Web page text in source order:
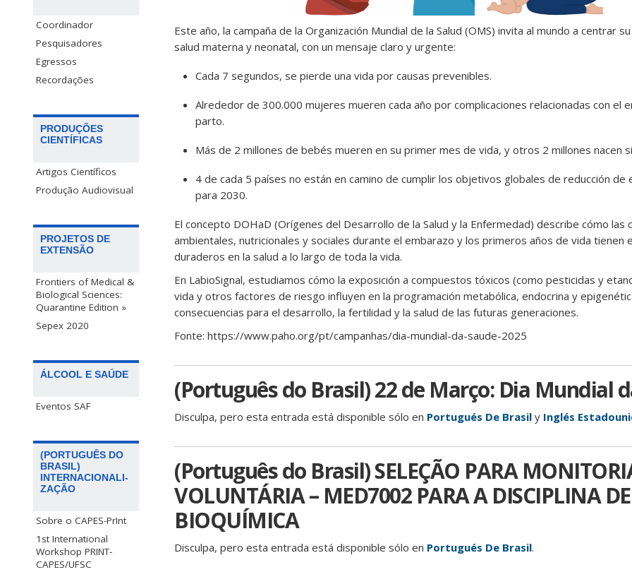
Coordinador
Pesquisadores
Egressos
Recordações
PRODUÇÕES
CIENTÍFICAS
Artigos Científicos
Produção Audiovisual
PROJETOS DE
EXTENSÃO
Frontiers of Medical &
Biological Sciences:
Quarantine Edition »
Sepex 2020
ÁLCOOL E SAÚDE
Eventos SAF
(PORTUGUÊS DO
BRASIL)
INTERNACIONALI-
ZAÇÃO
Sobre o CAPES-PrInt
1st International
Workshop PRINT-
CAPES/UFSC
Este año, la campaña de la Organización Mundial de la Salud (OMS) invita al mundo a centrar
salud materna y neonatal, con un mensaje claro y urgente:
Cada 7 segundos, se pierde una vida por causas prevenibles.
Alrededor de 300.000 mujeres mueren cada año por complicaciones relacionadas con el
parto.
Más de 2 millones de bebés mueren en su primer mes de vida, y otros 2 millones nacen
4 de cada 5 países no están en camino de cumplir los objetivos globales de reducción
para 2030.
El concepto DOHaD (Orígenes del Desarrollo de la Salud y la Enfermedad) describe cómo las
ambientales, nutricionales y sociales durante el embarazo y los primeros años de vida tienen
duraderos en la salud a lo largo de toda la vida.
En LabioSignal, estudiamos cómo la exposición a compuestos tóxicos (como pesticidas y
vida y otros factores de riesgo influyen en la programación metabólica, endocrina y
consecuencias para el desarrollo, la fertilidad y la salud de las futuras generaciones.
Fonte: https://www.paho.org/pt/campanhas/dia-mundial-da-saude-2025
(Português do Brasil) 22 de Março: Dia Mundial
Disculpa, pero esta entrada está disponible sólo en Portugués De Brasil y Inglés
(Português do Brasil) SELEÇÃO PARA
VOLUNTÁRIA – MED7002 PARA A DISCIPLINA DE
BIOQUÍMICA
Disculpa, pero esta entrada está disponible sólo en Portugués De Brasil.